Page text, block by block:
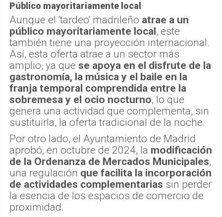
Público mayoritariamente local
Aunque el 'tardeo' madrileño atrae a un
público mayoritariamente local, este
también tiene una proyección internacional.
Así, esta oferta atrae a un sector más
amplio, ya que se apoya en el disfrute de la
gastronomía, la música y el baile en la
franja temporal comprendida entre la
sobremesa y el ocio nocturno, lo que
genera una actividad que complementa, sin
sustituirla, la oferta tradicional de la noche.
Por otro lado, el Ayuntamiento de Madrid
aprobó, en octubre de 2024, la modificación
de la Ordenanza de Mercados Municipales,
una regulación que facilita la incorporación
de actividades complementarias sin perder
la esencia de los espacios de comercio de
proximidad.